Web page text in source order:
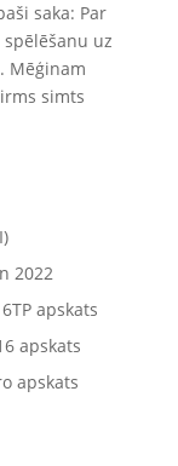
saka: Par
uz
Mēģinam
simts
2022
apskats
apskats
apskats